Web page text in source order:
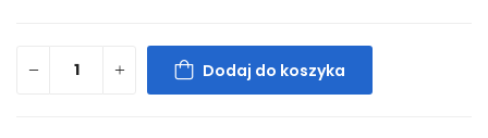
Dodaj do koszyka